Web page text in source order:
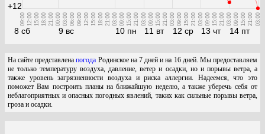
8 сб
09:00 12:00 15:00 18:00 21:00
9 вс
00:00 03:00 06:00 09:00 12:00 15:00 18:00 21:00
10 пн
03:00 09:00 15:00 21:00
11 вт
03:00 09:00 15:00 21:00
12 ср
03:00 09:00 15:00 21:00
13 чт
03:00 09:00 15:00 21:00
14 пт
03:00 09:00 15:00 21:00 03:00
+12
На сайте представленапогода Родинское на 7 дней и на 16 дней. Мы предоставляем
не только температуру воздуха, давление, ветер и осадки, но и порывы ветра, а
также уровень загрязненности воздуха и риска аллергии. Надеемся, что это
поможет Вам построить планы на ближайшую неделю, а также уберечь себя от
неблагоприятных и опасных погодных явлений, таких как сильные порывы ветра,
гроза и осадки.